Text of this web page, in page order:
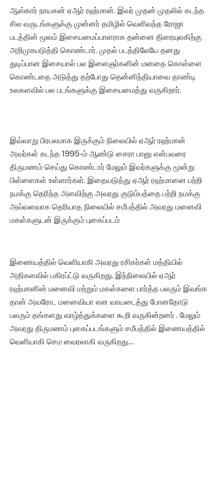
ஆஸ்கார் நாயகன் ஏஆர் ரஹ்மான். இவர் முதன் முதலில் கடந்த
சில வருடங்களுக்கு முன்னர் தமிழில் வெளிவந்த ரோஜா
படத்தின் மூலம் இசையமைப்பாளராக தன்னை திரையுலகிற்கு
அறிமுகபடுத்தி கொண்டார். முதல் படத்திலேயே தனது
துடிப்பான இசையால் பல இளைஞர்களின் மனதை கொள்ளை
கொண்டதை அடுத்து தற்போது தென்னிந்தியாவை தாண்டி
உலகளவில் பல படங்களுக்கு இசையமைத்து வருகிறார்.
இவ்வாறு பிரபலமாக இருக்கும் நிலையில் ஏஆர் ரஹ்மான்
அவர்கள் கடந்த 1995-ம் ஆண்டு சைரா பானு என்பவரை
திருமணம் செய்து கொண்டார் மேலும் இவர்களுக்கு மூன்று
பிள்ளைகள் உள்ளார்கள். இதையடுத்து ஏஆர் ரஹ்மானை பற்றி
நமக்கு தெரிந்த அளவிற்கு அவரது குடும்பத்தை பற்றி நமக்கு
அவ்வளவாக தெரியாத நிலையில் சமீபத்தில் அவரது மனைவி
மகள்களுடன் இருக்கும் புகைப்படம்
இணையத்தில் வெளியாகி அவரது ரசிகர்கள் மத்தியில்
அதிகளவில் பகிரப்ட்டு வருகிறது. இந்நிலையில் ஏஆர்
ரஹ்மானின் மனைவி மற்றும் மகள்களை பார்த்த பலரும் இவங்க
தான் அவரோட மனைவியா என வாயடைத்து போனதோடு
பலரும் தங்களது வாழ்த்துக்களை கூறி வருகின்றனர் . மேலும்
அவரது திருமணம் புகைப்படங்களும் சமீபத்தில் இணையத்தில்
வெளியாகி செம வைரலாகி வருகிறது…